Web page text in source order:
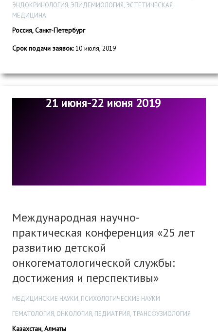
ЭНДОКРИНОЛОГИЯ, ЭПИДЕМИОЛОГИЯ, ЭСТЕТИЧЕСКАЯ
МЕДИЦИНА
Россия, Санкт-Петербург
Срок подачи заявок:10 июля, 2019
21 июня-22 июня 2019
Международная научно-
практическая конференция «25 лет
развитию детской
онкогематологической службы:
достижения и перспективы»
МЕДИЦИНСКИЕ НАУКИ, ПСИХОЛОГИЧЕСКИЕ НАУКИ
ГЕМАТОЛОГИЯ, ОНКОЛОГИЯ, ПЕДИАТРИЯ, ТРАНСФУЗИОЛОГИЯ
Казахстан, Алматы